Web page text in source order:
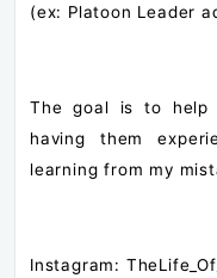
(ex: Platoon Leader
The goal is to help
having them
learning from my
Instagram: